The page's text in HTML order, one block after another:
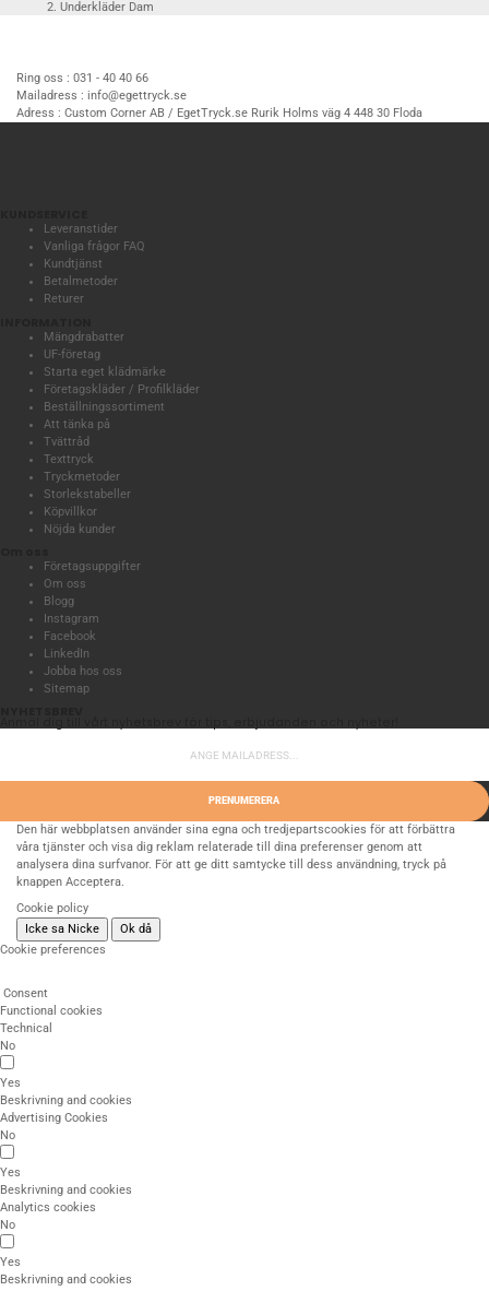
Underkläder Dam
Ring oss : 031 - 40 40 66
Mailadress : info@egettryck.se
Adress : Custom Corner AB / EgetTryck.se Rurik Holms väg 4 448 30 Floda
Leveranstider
Vanliga frågor FAQ
Kundtjänst
Betalmetoder
Returer
Mängdrabatter
UF-företag
Starta eget klädmärke
Företagskläder / Profilkläder
Beställningssortiment
Att tänka på
Tvättråd
Texttryck
Tryckmetoder
Storlekstabeller
Köpvillkor
Nöjda kunder
Företagsuppgifter
Om oss
Blogg
Instagram
Facebook
LinkedIn
Jobba hos oss
Sitemap
PRENUMERERA
Den här webbplatsen använder sina egna och tredjepartscookies för att förbättra
våra tjänster och visa dig reklam relaterade till dina preferenser genom att
analysera dina surfvanor. För att ge ditt samtycke till dess användning, tryck på
knappen Acceptera.
Cookie policy
Icke sa Nicke
Ok då
Cookie preferences
Consent
Functional cookies
Technical
No
Yes
Beskrivning and cookies
Advertising Cookies
No
Yes
Beskrivning and cookies
Analytics cookies
No
Yes
Beskrivning and cookies